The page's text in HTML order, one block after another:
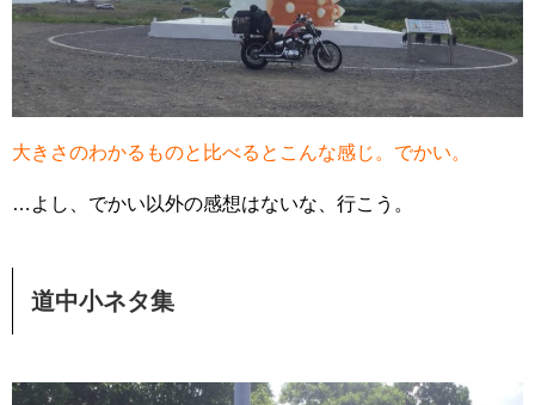
大きさのわかるものと比べるとこんな感じ。でかい。
…よし、でかい以外の感想はないな、行こう。
道中小ネタ集